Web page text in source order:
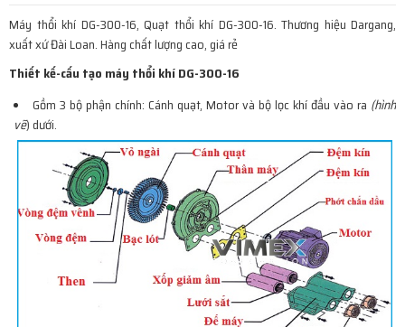
Máy thổi khí DG-300-16, Quạt thổi khí DG-300-16. Thương hiệu Dargang,
xuất xứ Đài Loan. Hàng chất lượng cao, giá rẻ
Thiết kế-cấu tạo máy thổi khí DG-300-16
Gồm 3 bộ phận chính: Cánh quạt, Motor và bộ lọc khí đầu vào ra (hình
vẽ) dưới.